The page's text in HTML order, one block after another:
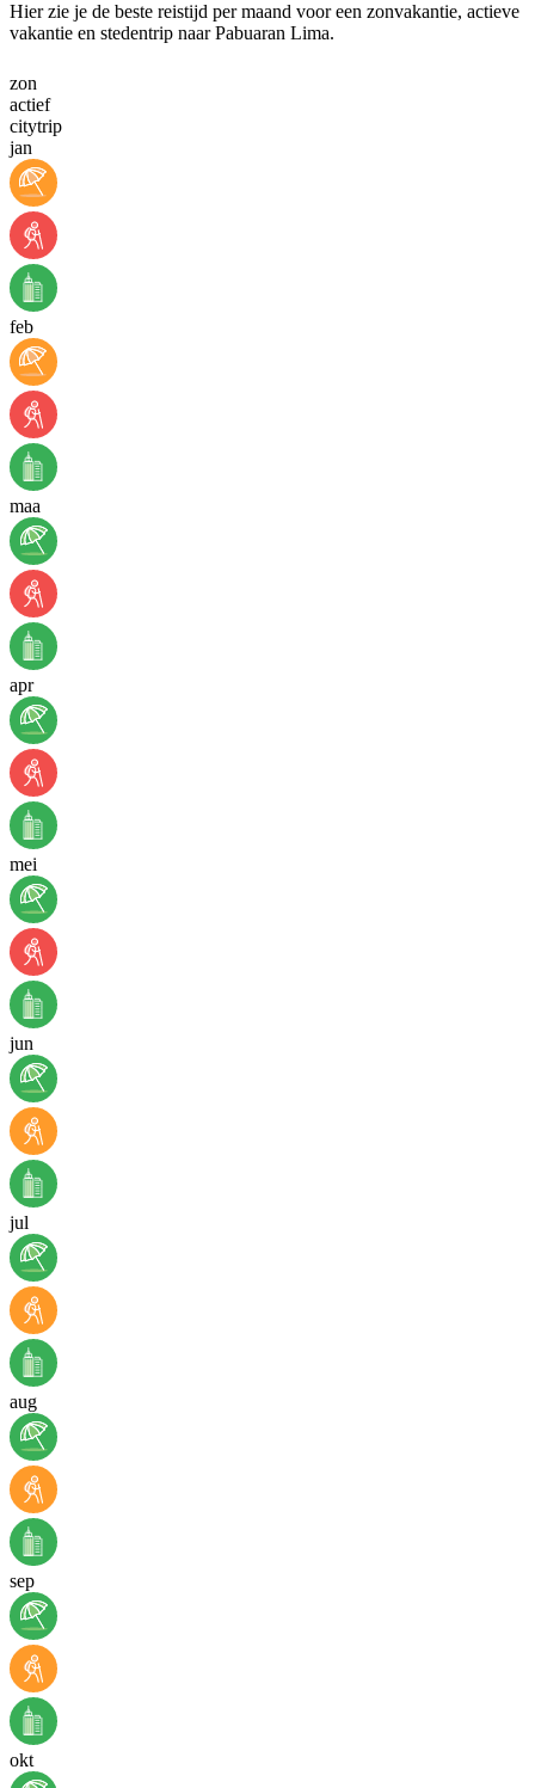
Hier zie je de beste reistijd per maand voor een zonvakantie, actieve
vakantie en stedentrip naar Pabuaran Lima.
zon
actief
citytrip
jan
feb
maa
apr
mei
jun
jul
aug
sep
okt